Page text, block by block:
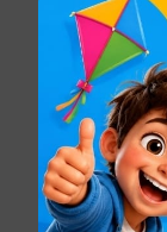
X 30
$427,50
Añadir al